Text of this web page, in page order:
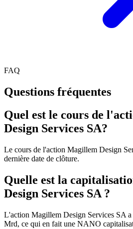
FAQ
Questions fréquentes
Quel est le cours de
Design Services SA?
Le cours de l'action Magillem Design
dernière date de clôture.
Quelle est la
Design Services SA ?
L'action Magillem Design Services SA
Mrd, ce qui en fait une NANO